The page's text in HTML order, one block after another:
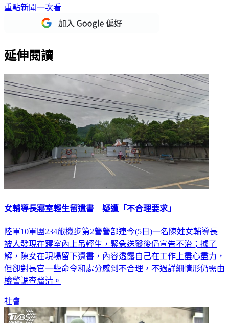
重點新聞一次看
延伸閱讀
女輔導長寢室輕生留遺書 疑遭「不合理要求」
陸軍10軍團234旅機步第2營營部連今(5日)一名陳姓女輔導長
被人發現在寢室內上吊輕生，緊急送醫後仍宣告不治；據了
解，陳女在現場留下遺書，內容透露自己在工作上盡心盡力，
但卻對長官一些命令和處分感到不合理，不過詳細情形仍需由
檢警調查釐清。
社會